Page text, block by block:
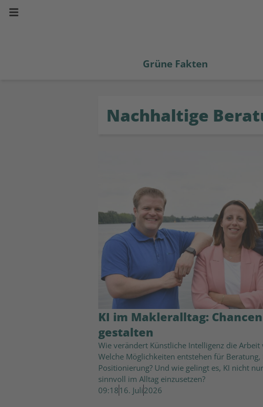
Grüne Fakten
Nachhaltige
KI im Makleralltag:
gestalten
Wie verändert Künstliche Intelligenz die
Welche Möglichkeiten entstehen für
Positionierung? Und wie gelingt es, KI nicht
sinnvoll im Alltag einzusetzen?
09:1816. Juli2026